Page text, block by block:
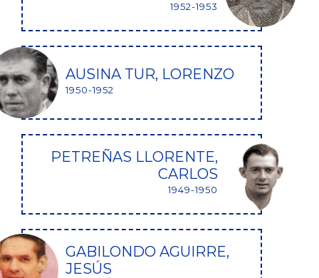
1952-1953
AUSINA TUR, LORENZO
1950-1952
PETREÑAS LLORENTE,
CARLOS
1949-1950
GABILONDO AGUIRRE,
JESÚS